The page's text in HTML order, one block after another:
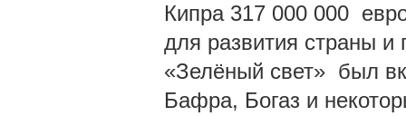
Кипра 317 000 000
для развития страны и
«Зелёный свет» был
Бафра, Богаз и